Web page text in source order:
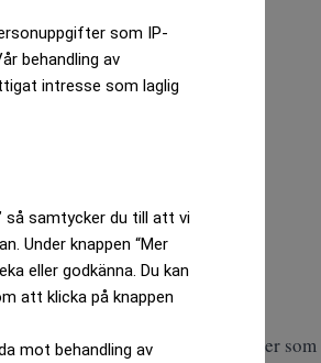
som IP-
behandling av
intresse som laglig
så samtycker du till att vi
Under knappen “Mer
eller godkänna. Du kan
att klicka på knappen
mot behandling avär på väg ned mot nivåer